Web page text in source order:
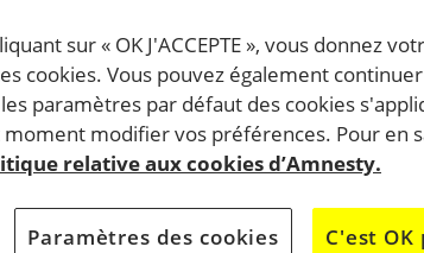
sur « OK J'ACCEPTE », vous donnez
cookies. Vous pouvez également
les paramètres par défaut des cookies
modifier vos préférences. Pour en
relative aux cookies d’Amnesty.
Paramètres des cookies C'est